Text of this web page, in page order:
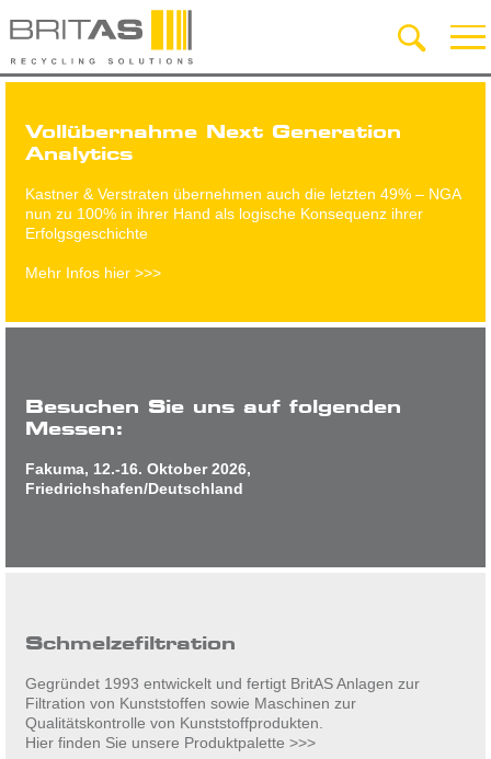
Vollübernahme Next Generation
Analytics
Kastner & Verstraten übernehmen auch die letzten 49% – NGA
nun zu 100% in ihrer Hand als logische Konsequenz ihrer
Erfolgsgeschichte
Mehr Infos hier >>>
Besuchen Sie uns auf folgenden
Messen:
Fakuma, 12.-16. Oktober 2026,
Friedrichshafen/Deutschland
Schmelzefiltration
Gegründet 1993 entwickelt und fertigt BritAS Anlagen zur
Filtration von Kunststoffen sowie Maschinen zur
Qualitätskontrolle von Kunststoffprodukten.
Hier finden Sie unsere Produktpalette >>>